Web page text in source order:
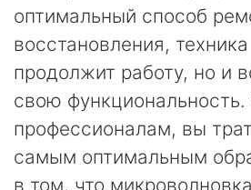
оптимальный способ
восстановления,
продолжит работу, но и
свою
профессионалам, вы
самым оптимальным
в том, что